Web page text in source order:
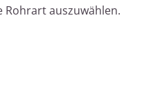
Rohrart auszuwählen.